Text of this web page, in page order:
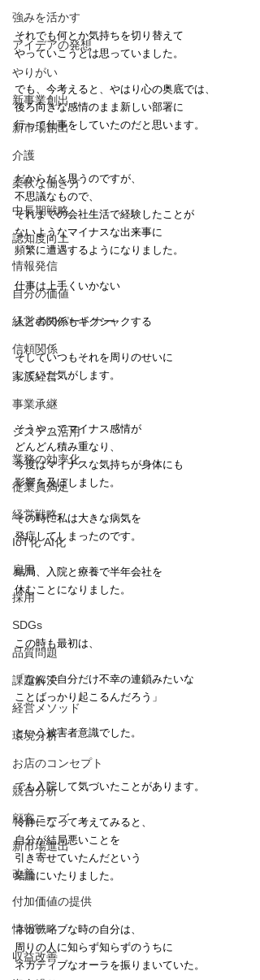
強みを活かす
アイデアの発想
やりがい
新事業創出
新市場創出
介護
柔軟な働き方
中長期戦略
認知度向上
情報発信
自分の価値
経営者のパートナー
信頼関係
家族経営
事業承継
システム活用
業務の効率化
従業員満足
経営戦略
IoT化 AI化
雇用
採用
SDGs
品質問題
課題解決
経営メソッド
環境分析
お店のコンセプト
競合分析
顧客ニーズ
新市場進出
改善
付加価値の提供
情報戦略
収益改善
それでも何とか気持ちを切り替えて
やっていこうとは思っていました。
でも、今考えると、やはり心の奥底では、
後ろ向きな感情のまま新しい部署に
行って仕事をしていたのだと思います。
だからだと思うのですが、
不思議なもので、
それまでの会社生活で経験したことが
ないようなマイナスな出来事に
頻繁に遭遇するようになりました。
仕事は上手くいかない
人との関係もギクシャクする
そしていつもそれを周りのせいに
していた気がします。
そうやってマイナス感情が
どんどん積み重なり、
今度はマイナスな気持ちが身体にも
影響を及ぼしました。
その時に私は大きな病気を
発症してしまったのです。
結局、入院と療養で半年会社を
休むことになりました。
この時も最初は、
「なんで自分だけ不幸の連鎖みたいな
ことばっかり起こるんだろう」
という被害者意識でした。
でも入院して気づいたことがあります。
冷静になって考えてみると、
自分が結局悪いことを
引き寄せていたんだという
結論にいたりました。
ネガティブな時の自分は、
周りの人に知らず知らずのうちに
ネガティブなオーラを振りまいていた。